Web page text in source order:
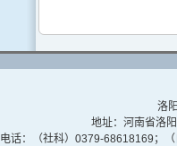
洛
地址：河南省洛
电话：（社科）0379-68618169；